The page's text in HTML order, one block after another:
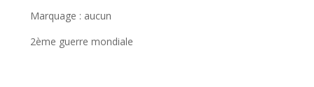
Marquage : aucun
2ème guerre mondiale